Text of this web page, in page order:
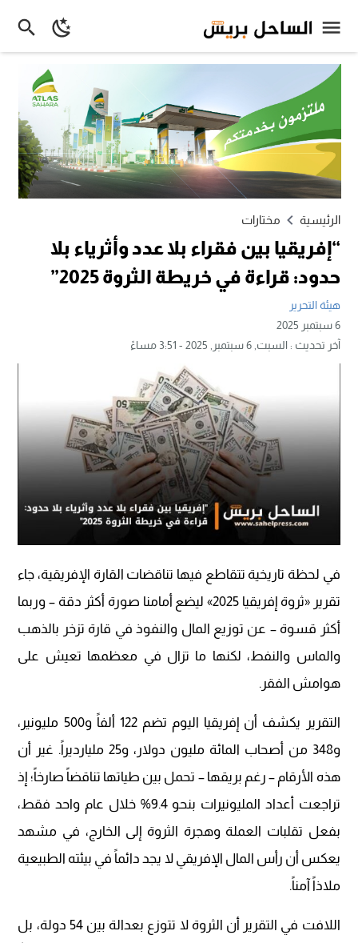
الرئيسية مختارات
“إفريقيا بين فقراء بلا عدد وأثرياء بلا
حدود: قراءة في خريطة الثروة 2025”
هيئة التحرير
6 سبتمبر 2025
آخر تحديث :السبت, 6 سبتمبر, 2025 - 3:51 مساءً
في لحظة تاريخية تتقاطع فيها تناقضات القارة الإفريقية، جاء
تقرير «ثروة إفريقيا 2025» ليضع أمامنا صورة أكثر دقة – وربما
أكثر قسوة – عن توزيع المال والنفوذ في قارة تزخر بالذهب
والماس والنفط، لكنها ما تزال في معظمها تعيش على
هوامش الفقر.
التقرير يكشف أن إفريقيا اليوم تضم 122 ألفاً و500 مليونير،
و348 من أصحاب المائة مليون دولار، و25 مليارديراً. غير أن
هذه الأرقام – رغم بريقها – تحمل بين طياتها تناقضاً صارخاً؛ إذ
تراجعت أعداد المليونيرات بنحو 9.4% خلال عام واحد فقط،
بفعل تقلبات العملة وهجرة الثروة إلى الخارج، في مشهد
يعكس أن رأس المال الإفريقي لا يجد دائماً في بيئته الطبيعية
ملاذاً آمناً.
اللافت في التقرير أن الثروة لا تتوزع بعدالة بين 54 دولة، بل